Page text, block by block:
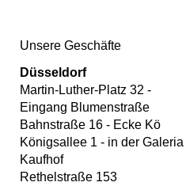
Unsere Geschäfte
Düsseldorf
Martin-Luther-Platz 32 -
Eingang Blumenstraße
Bahnstraße 16 - Ecke Kö
Königsallee 1 - in der Galeria
Kaufhof
Rethelstraße 153